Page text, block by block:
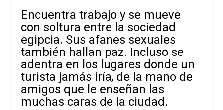
Encuentra trabajo y se mueve
con soltura entre la sociedad
egipcia. Sus afanes sexuales
también hallan paz. Incluso se
adentra en los lugares donde un
turista jamás iría, de la mano de
amigos que le enseñan las
muchas caras de la ciudad.